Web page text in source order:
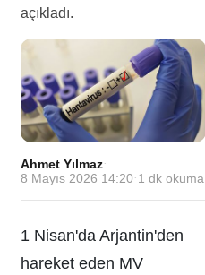
açıkladı.
Ahmet Yılmaz·
8 Mayıs 2026 14:20 · 1 dk okuma
1 Nisan'da Arjantin'den
hareket eden MV